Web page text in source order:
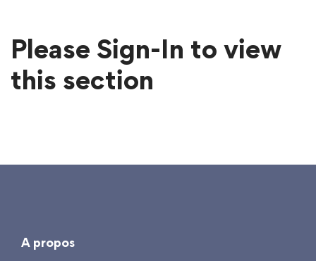
Please Sign-In to view
this section
A propos